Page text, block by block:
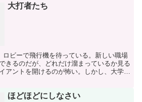
大打者たち
ロビーで飛行機を待っている。新しい職場
きるのだが、どれだけ溜まっているか見る
アントを開けるのが怖い。しかし、大学に
ほどほどにしなさい